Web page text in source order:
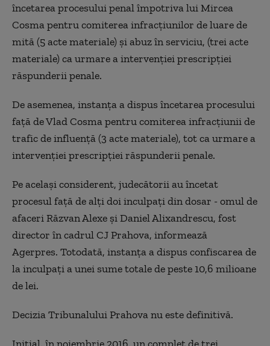
încetarea procesului penal împotriva lui Mircea
Cosma pentru comiterea infracţiunilor de luare de
mită (5 acte materiale) şi abuz în serviciu, (trei acte
materiale) ca urmare a intervenţiei prescripţiei
răspunderii penale.
De asemenea, instanţa a dispus încetarea procesului
faţă de Vlad Cosma pentru comiterea infracţiunii de
trafic de influenţă (3 acte materiale), tot ca urmare a
intervenţiei prescripţiei răspunderii penale.
Pe acelaşi considerent, judecătorii au încetat
procesul faţă de alţi doi inculpaţi din dosar - omul de
afaceri Răzvan Alexe şi Daniel Alixandrescu, fost
director în cadrul CJ Prahova, informează
Agerpres. Totodată, instanţa a dispus confiscarea de
la inculpaţi a unei sume totale de peste 10,6 milioane
de lei.
Decizia Tribunalului Prahova nu este definitivă.